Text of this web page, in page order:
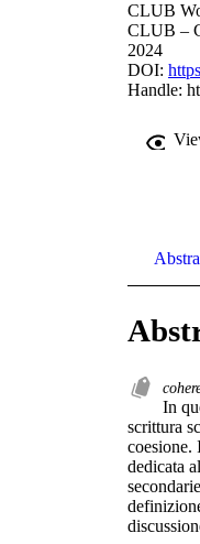
CLUB
CLUB –
2024
DOI:
Handle:
In
scrittura
coesione.
dedicata